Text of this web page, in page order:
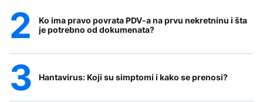
Ko ima pravo povrata PDV-a na prvu nekretninu i šta
je potrebno od dokumenata?
Hantavirus: Koji su simptomi i kako se prenosi?